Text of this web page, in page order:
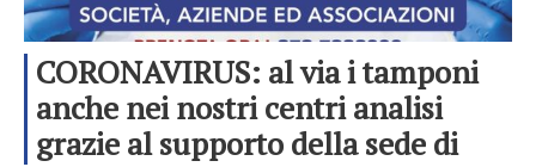
CORONAVIRUS: al via i tamponi
anche nei nostri centri analisi
grazie al supporto della sede di